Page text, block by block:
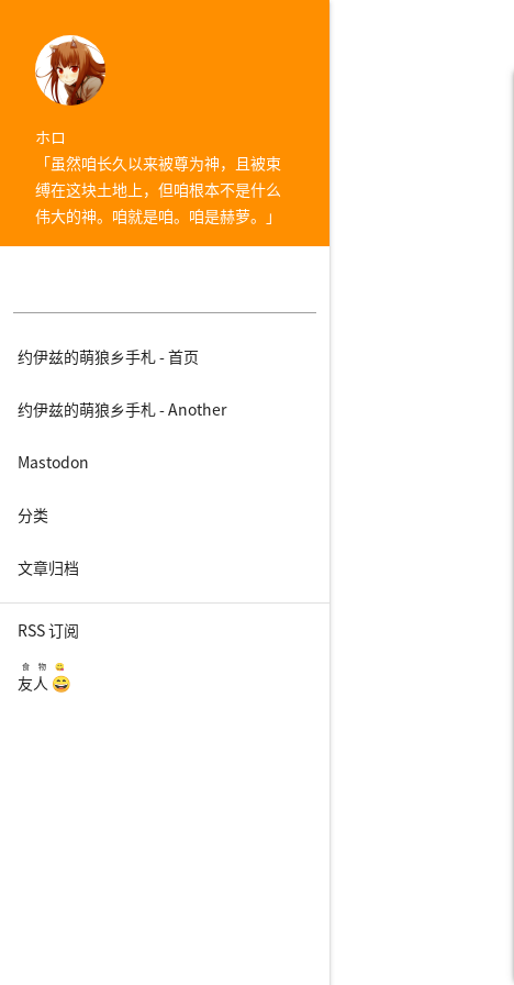
ホロ
「虽然咱长久以来被尊为神，且被束
缚在这块土地上，但咱根本不是什么
伟大的神。咱就是咱。咱是赫萝。」
约伊兹的萌狼乡手札 - 首页
约伊兹的萌狼乡手札 - Another
Mastodon
分类
文章归档
RSS 订阅
友人 😄
食物😋